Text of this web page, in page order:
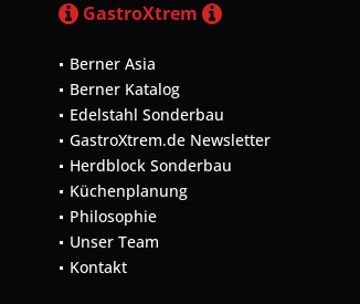
GastroXtrem
Berner Asia
Berner Katalog
Edelstahl Sonderbau
GastroXtrem.de Newsletter
Herdblock Sonderbau
Küchenplanung
Philosophie
Unser Team
Kontakt